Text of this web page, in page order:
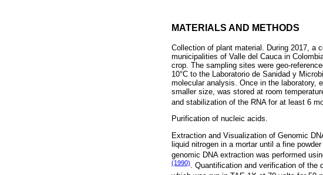
MATERIALS AND METHODS
Collection of plant material. During 2017, a
municipalities of Valle del Cauca in
crop. The sampling sites were geo-
10°C to the Laboratorio de Sanidad y
molecular analysis. Once in the laboratory,
smaller size, was stored at room
and stabilization of the RNA for at least 6
Purification of nucleic acids.
Extraction and Visualization of Genomic
liquid nitrogen in a mortar until a fine
genomic DNA extraction was performed
(1990). Quantification and verification of the